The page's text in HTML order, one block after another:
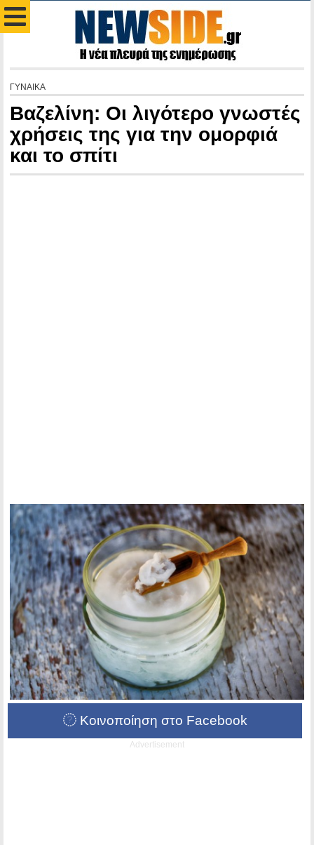
ΓΥΝΑΙΚΑ
Βαζελίνη: Οι λιγότερο γνωστές
χρήσεις της για την ομορφιά
και το σπίτι
Κοινοποίηση στο Facebook
Advertisement